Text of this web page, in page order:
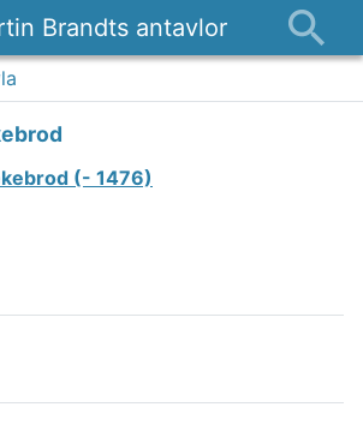
Brandts antavlor
(- 1476)